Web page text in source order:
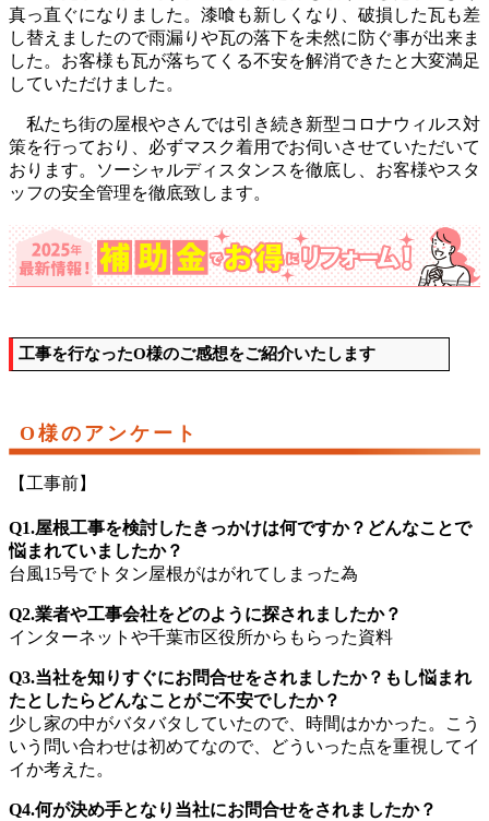
真っ直ぐになりました。漆喰も新しくなり、破損した瓦も差
し替えましたので雨漏りや瓦の落下を未然に防ぐ事が出来ま
した。お客様も瓦が落ちてくる不安を解消できたと大変満足
していただけました。
私たち街の屋根やさんでは引き続き新型コロナウィルス対
策を行っており、必ずマスク着用でお伺いさせていただいて
おります。ソーシャルディスタンスを徹底し、お客様やスタ
ッフの安全管理を徹底致します。
工事を行なったO様のご感想をご紹介いたします
O様のアンケート
【工事前】
Q1.屋根工事を検討したきっかけは何ですか？どんなことで
悩まれていましたか？
台風15号でトタン屋根がはがれてしまった為
Q2.業者や工事会社をどのように探されましたか？
インターネットや千葉市区役所からもらった資料
Q3.当社を知りすぐにお問合せをされましたか？もし悩まれ
たとしたらどんなことがご不安でしたか？
少し家の中がバタバタしていたので、時間はかかった。こう
いう問い合わせは初めてなので、どういった点を重視してイ
イか考えた。
Q4.何が決め手となり当社にお問合せをされましたか？